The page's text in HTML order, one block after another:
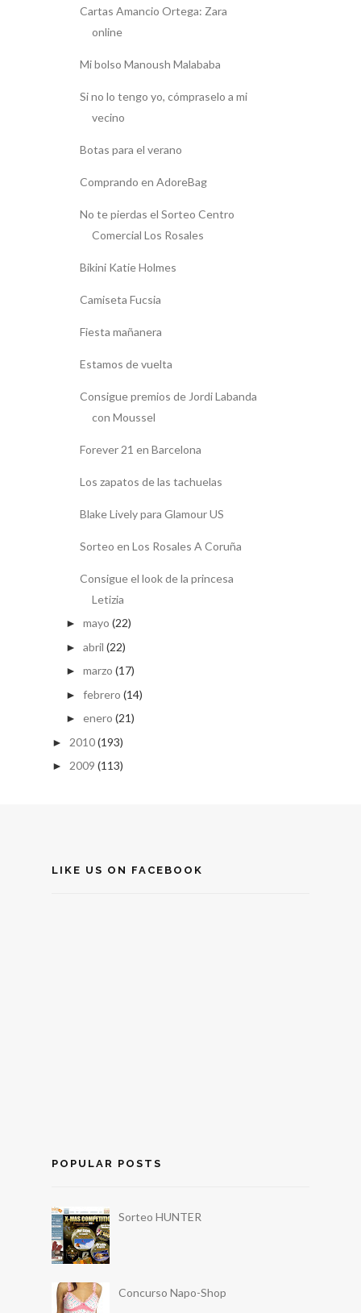
Cartas Amancio Ortega: Zara
online
Mi bolso Manoush Malababa
Si no lo tengo yo, cómpraselo a mi
vecino
Botas para el verano
Comprando en AdoreBag
No te pierdas el Sorteo Centro
Comercial Los Rosales
Bikini Katie Holmes
Camiseta Fucsia
Fiesta mañanera
Estamos de vuelta
Consigue premios de Jordi Labanda
con Moussel
Forever 21 en Barcelona
Los zapatos de las tachuelas
Blake Lively para Glamour US
Sorteo en Los Rosales A Coruña
Consigue el look de la princesa
Letizia
► mayo (22)
► abril (22)
► marzo (17)
► febrero (14)
► enero (21)
► 2010(193)
► 2009 (113)
LIKE US ON FACEBOOK
POPULAR POSTS
Sorteo HUNTER
Concurso Napo-Shop